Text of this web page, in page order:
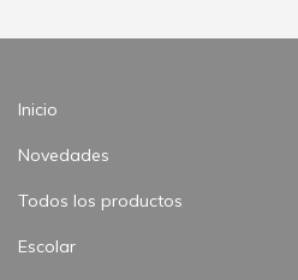
Inicio
Novedades
Todos los productos
Escolar